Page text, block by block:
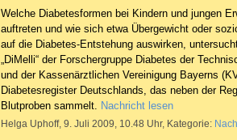
Welche Diabetesformen bei Kindern und jungen
auftreten und wie sich etwa Übergewicht oder
auf die Diabetes-Entstehung auswirken,
„DiMelli“ der Forschergruppe Diabetes der
und der Kassenärztlichen Vereinigung Bayerns
Diabetesregister Deutschlands, das neben der
Blutproben sammelt. Nachricht lesen
Helga Uphoff, 9. Juli 2009, 10.48 Uhr, Kategorie: